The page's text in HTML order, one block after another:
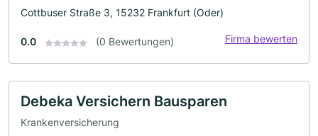
Cottbuser Straße 3, 15232 Frankfurt (Oder)
0.0 (0 Bewertungen) Firma bewerten
Debeka Versichern Bausparen
Krankenversicherung